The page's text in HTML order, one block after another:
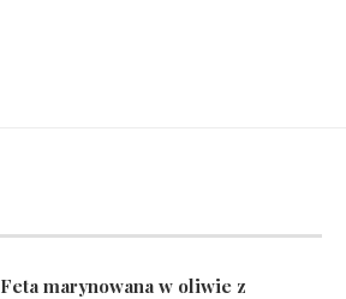
Feta marynowana w oliwie z